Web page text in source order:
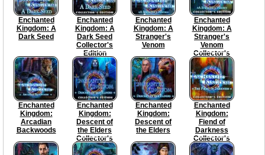
Enchanted
Kingdom: A
Dark Seed
Enchanted
Kingdom: A
Dark Seed
Collector's
Edition
Enchanted
Kingdom: A
Stranger's
Venom
Enchanted
Kingdom: A
Stranger's
Venom
Collector's
Edition
Enchanted
Kingdom:
Arcadian
Backwoods
Enchanted
Kingdom:
Descent of
the Elders
Collector's
Edition
Enchanted
Kingdom:
Descent of
the Elders
Enchanted
Kingdom:
Fiend of
Darkness
Collector's
Edition